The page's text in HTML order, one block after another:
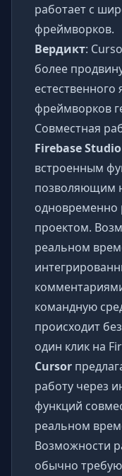
работает с
фреймворков.
Вердикт:
более
фреймворков
Совместная
Firebase Studio
встроенным
позволяющим
одновременно
проектом.
реальном
командную
происходит
один клик на
Cursor
работу через
функций
реальном
Возможности
обычно